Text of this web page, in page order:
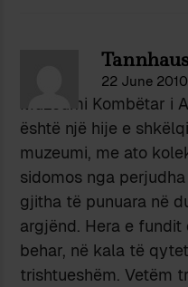
22 June
Muzeumi Kombëtar i
është një hije e
muzeumi, me ato
sidomos nga
gjitha të punuara në
argjënd. Hera e
behar, në kala të
trishtueshëm. Vetëm